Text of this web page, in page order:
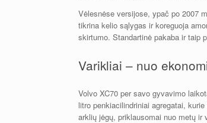
Vėlesnėse versijose, ypač po 2007
tikrina kelio sąlygas ir koreguoja
skirtumo. Standartinė pakaba ir taip
Varikliai – nuo
Volvo XC70 per savo gyvavimo
litro penkiacilindriniai agregatai,
arklių jėgų, priklausomai nuo metų ir